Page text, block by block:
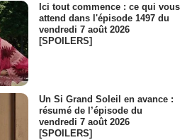
Ici tout commence : ce qui vous
attend dans l'épisode 1497 du
vendredi 7 août 2026
[SPOILERS]
Un Si Grand Soleil en avance :
résumé de l’épisode du
vendredi 7 août 2026
[SPOILERS]